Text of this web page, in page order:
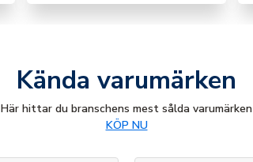
Kända varumärken
Här hittar du branschens mest sålda varumärken
KÖP NU